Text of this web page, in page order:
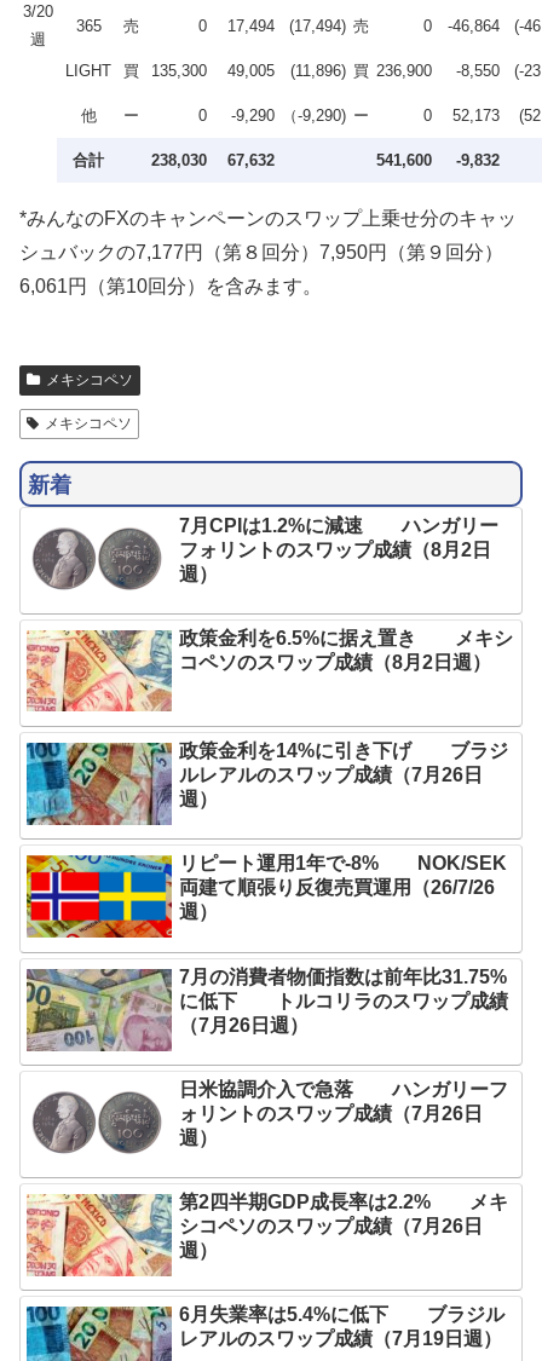
3/20
週
365 売 0 17,494 (17,494) 売 0 -46,864 (-
LIGHT 買 135,300 49,005 (11,896) 買 236,900 -8,550 (-
他 ー 0 -9,290 （-9,290) ー 0 52,173
合計 238,030 67,632 541,600 -9,832
*みんなのFXのキャンペーンのスワップ上乗せ分のキャッ
シュバックの7,177円（第８回分）7,950円（第９回分）
6,061円（第10回分）を含みます。
メキシコペソ
メキシコペソ
新着
7月CPIは1.2%に減速 ハンガリー
フォリントのスワップ成績（8月2日
週）
政策金利を6.5%に据え置き メキシ
コペソのスワップ成績（8月2日週）
政策金利を14%に引き下げ ブラジ
ルレアルのスワップ成績（7月26日
週）
リピート運用1年で-8% NOK/SEK
両建て順張り反復売買運用（26/7/26
週）
7月の消費者物価指数は前年比31.75%
に低下 トルコリラのスワップ成績
（7月26日週）
日米協調介入で急落 ハンガリーフ
ォリントのスワップ成績（7月26日
週）
第2四半期GDP成長率は2.2% メキ
シコペソのスワップ成績（7月26日
週）
6月失業率は5.4%に低下 ブラジル
レアルのスワップ成績（7月19日週）